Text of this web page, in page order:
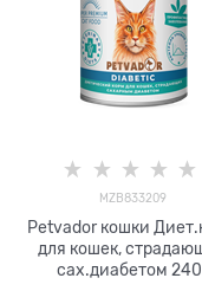
MZB833209
Petvador кошки
для кошек,
сах.диабетом